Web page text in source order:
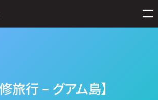
修旅行 – グアム島】